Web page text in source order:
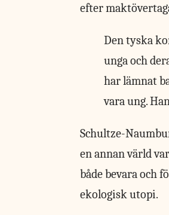
efter
Den tyska
unga och
har lämnat
vara ung.
Schultze-
en annan värld
både bevara och
ekologisk utopi.